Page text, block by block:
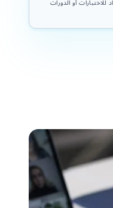
أو الدورات